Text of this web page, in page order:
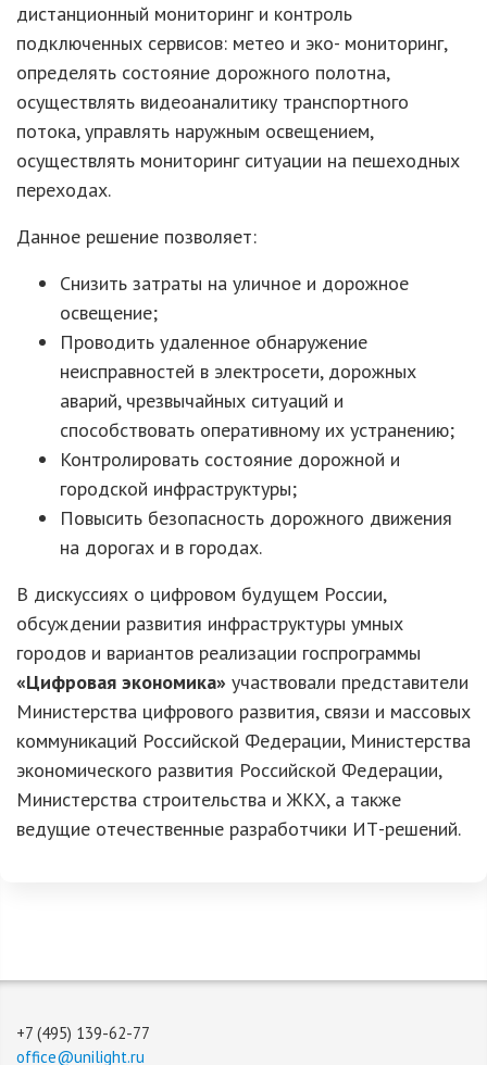
дистанционный мониторинг и контроль
подключенных сервисов: метео и эко- мониторинг,
определять состояние дорожного полотна,
осуществлять видеоаналитику транспортного
потока, управлять наружным освещением,
осуществлять мониторинг ситуации на пешеходных
переходах.
Данное решение позволяет:
Снизить затраты на уличное и дорожное
освещение;
Проводить удаленное обнаружение
неисправностей в электросети, дорожных
аварий, чрезвычайных ситуаций и
способствовать оперативному их устранению;
Контролировать состояние дорожной и
городской инфраструктуры;
Повысить безопасность дорожного движения
на дорогах и в городах.
В дискуссиях о цифровом будущем России,
обсуждении развития инфраструктуры умных
городов и вариантов реализации госпрограммы
«Цифровая экономика» участвовали представители
Министерства цифрового развития, связи и массовых
коммуникаций Российской Федерации, Министерства
экономического развития Российской Федерации,
Министерства строительства и ЖКХ, а также
ведущие отечественные разработчики ИТ-решений.
+7 (495) 139-62-77
office@unilight.ru